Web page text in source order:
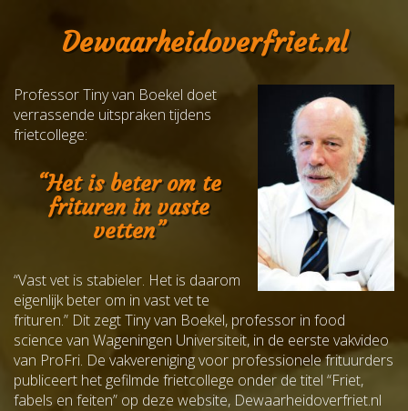
Dewaarheidoverfriet.nl
Professor Tiny van Boekel doet
verrassende uitspraken tijdens
frietcollege:
“Het is beter om te
frituren in vaste
vetten”
“Vast vet is stabieler. Het is daarom
eigenlijk beter om in vast vet te
frituren.” Dit zegt Tiny van Boekel, professor in food
science van Wageningen Universiteit, in de eerste vakvideo
van ProFri. De vakvereniging voor professionele frituurders
publiceert het gefilmde frietcollege onder de titel “Friet,
fabels en feiten” op deze website, Dewaarheidoverfriet.nl